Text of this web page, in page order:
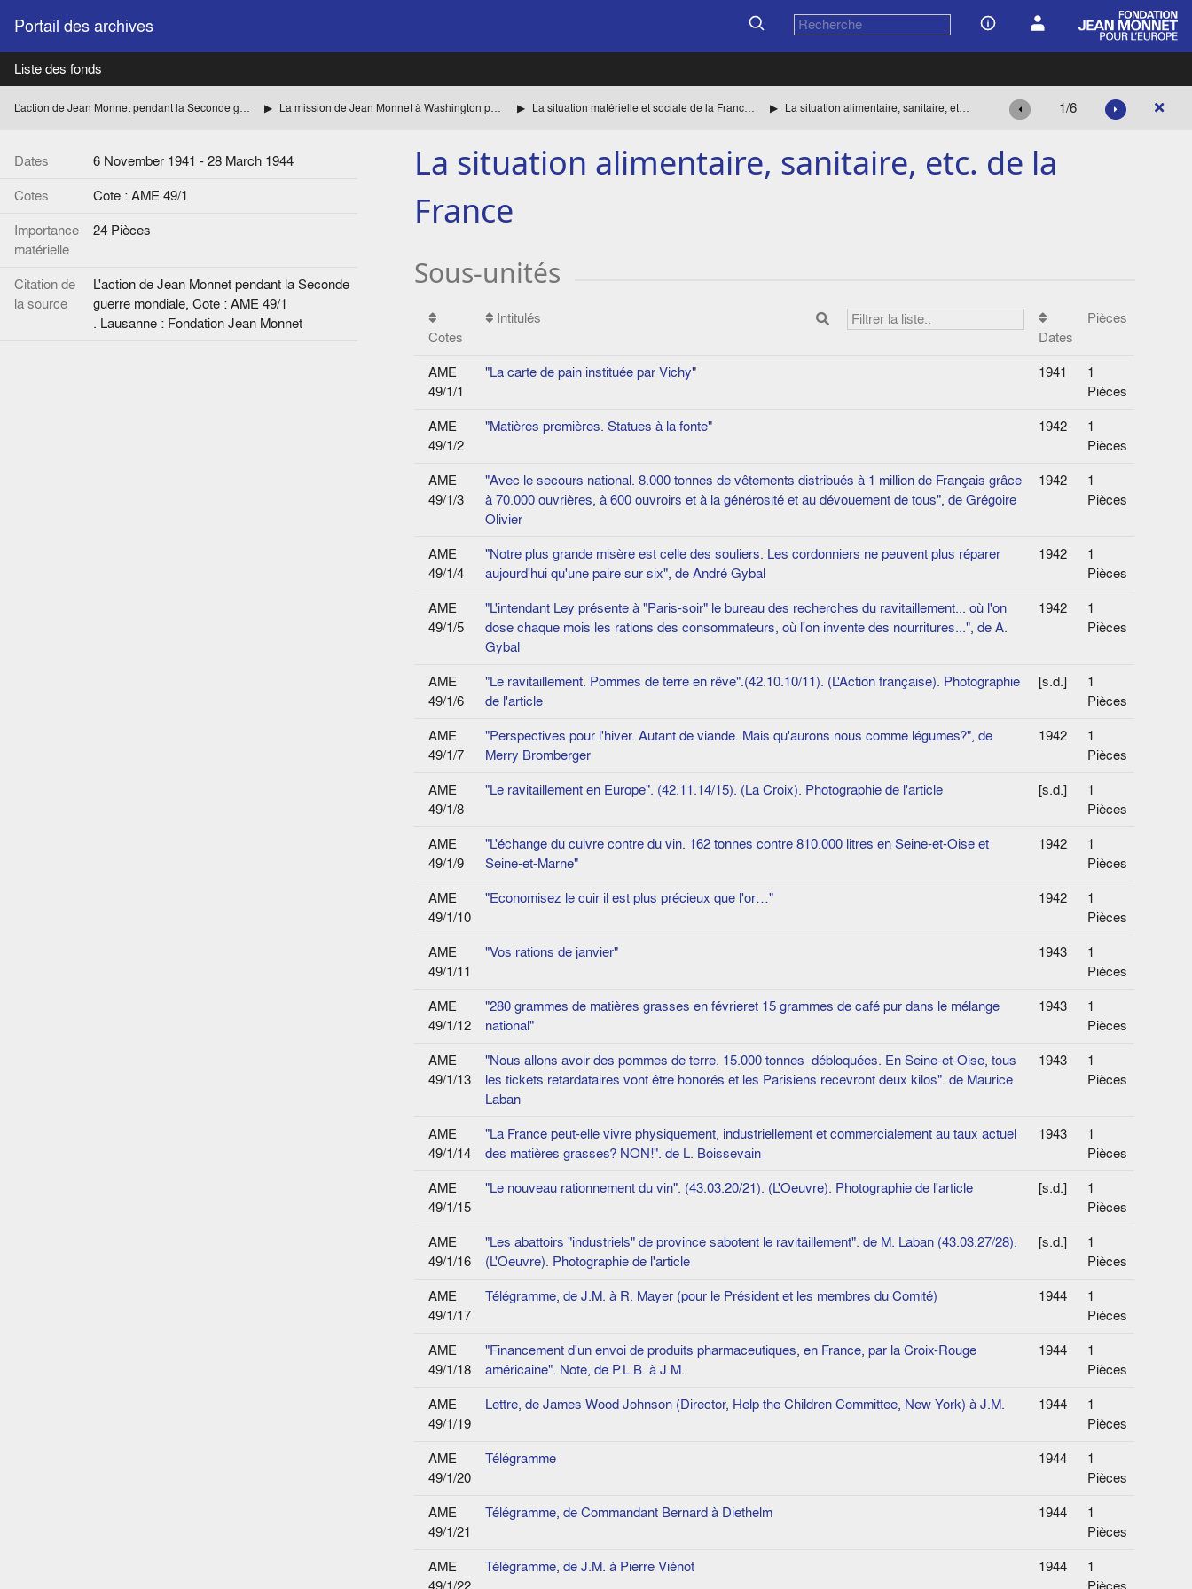
Portail des archives
Liste des fonds
L'action de Jean Monnet pendant la Seconde guerre mondiale La mission de Jean Monnet à Washington pour le compte des autorités françaises La situation matérielle et sociale de la France sous l'occupation allemande La situation alimentaire, sanitaire, etc. de la France 1/6
Dates
6 November 1941 - 28 March 1944
Cotes
Cote : AME 49/1
Importance
matérielle
24 Pièces
Citation de
la source
L'action de Jean Monnet pendant la Seconde
guerre mondiale, Cote : AME 49/1
. Lausanne : Fondation Jean Monnet
La situation alimentaire, sanitaire, etc. de la
France
Sous-unités
Cotes
Intitulés
Dates
Pièces
AME
49/1/1
"La carte de pain instituée par Vichy" 1941
1
Pièces
AME
49/1/2
"Matières premières. Statues à la fonte" 1942
1
Pièces
AME
49/1/3
"Avec le secours national. 8.000 tonnes de vêtements distri­bués à 1 million de Français grâce
à 70.000 ouvrières, à 600 ouvroirs et à la générosité et au dévouement de tous", de Grégoire
Olivier
1942
1
Pièces
AME
49/1/4
"Notre plus grande misère est celle des souliers. Les cordon­niers ne peuvent plus réparer
aujourd'hui qu'une paire sur six", de André Gybal
1942
1
Pièces
AME
49/1/5
"L'intendant Ley présente à "Paris-soir" le bureau des recherches du ravitaillement... où l'on
dose chaque mois les ra­tions des consommateurs, où l'on invente des nourritures...", de A.
Gybal
1942
1
Pièces
AME
49/1/6
"Le ravitaillement. Pommes de terre en rêve".(42.10.10/11). (L'Action française). Photographie
de l'article
[s.d.]
1
Pièces
AME
49/1/7
"Perspectives pour l'hiver. Autant de viande. Mais qu'aurons­ nous comme légumes?", de
Merry Bromberger
1942
1
Pièces
AME
49/1/8
"Le ravitaillement en Europe". (42.11.14/15). (La Croix). Photographie de l'article [s.d.]
1
Pièces
AME
49/1/9
"L'échange du cuivre contre du vin. 162 tonnes contre 810.000 litres en Seine-et-Oise et
Seine-et-Marne"
1942
1
Pièces
AME
49/1/10
"Economisez le cuir il est plus précieux que l'or…" 1942
1
Pièces
AME
49/1/11
"Vos rations de janvier" 1943
1
Pièces
AME
49/1/12
"280 grammes de matières grasses en févrieret 15 grammes de café pur dans le mélange
national"
1943
1
Pièces
AME
49/1/13
"Nous allons avoir des pommes de terre. 15.000 tonnes ­ débloquées. En Seine-et-Oise, tous
les tickets retardataires vont être honorés et les Parisiens recevront deux kilos". de Maurice
Laban
1943
1
Pièces
AME
49/1/14
"La France peut-elle vivre physiquement, industriellement et commercialement au taux actuel
des matières grasses? NON!". de L. Boissevain
1943
1
Pièces
AME
49/1/15
"Le nouveau rationnement du vin". (43.03.20/21). (L'Oeuvre). Photographie de l'article [s.d.]
1
Pièces
AME
49/1/16
"Les abattoirs "industriels" de province sabotent le ravitaillement". de M. Laban (43.03.27/28).
(L'Oeuvre). Photographie de l'article
[s.d.]
1
Pièces
AME
49/1/17
Télégramme, de J.M. à R. Mayer (pour le Président et les membres du Comité) 1944
1
Pièces
AME
49/1/18
"Financement d'un envoi de produits pharmaceutiques, en France,­ par la Croix-Rouge
américaine". Note, de P.L.B. à J.M.
1944
1
Pièces
AME
49/1/19
Lettre, de James Wood Johnson (Director, Help the Children Committee, New York) à J.M. 1944
1
Pièces
AME
49/1/20
Télégramme 1944
1
Pièces
AME
49/1/21
Télégramme, de Commandant Bernard à Diethelm 1944
1
Pièces
AME
Télégramme, de J.M. à Pierre Viénot 1944
1